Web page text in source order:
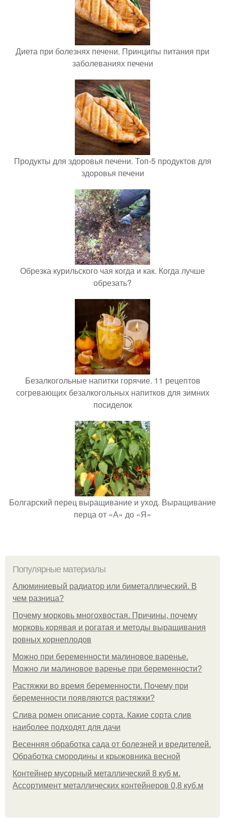
Диета при болезнях печени. Принципы питания при
заболеваниях печени
Продукты для здоровья печени. Топ-5 продуктов для
здоровья печени
Обрезка курильского чая когда и как. Когда лучше
обрезать?
Безалкогольные напитки горячие. 11 рецептов
согревающих безалкогольных напитков для зимних
посиделок
Болгарский перец выращивание и уход. Выращивание
перца от «А» до «Я»
Популярные материалы
Алюминиевый радиатор или биметаллический. В
чем разница?
Почему морковь многохвостая. Причины, почему
морковь корявая и рогатая и методы выращивания
ровных корнеплодов
Можно при беременности малиновое варенье.
Можно ли малиновое варенье при беременности?
Растяжки во время беременности. Почему при
беременности появляются растяжки?
Слива ромен описание сорта. Какие сорта слив
наиболее подходят для дачи
Весенняя обработка сада от болезней и вредителей.
Обработка смородины и крыжовника весной
Контейнер мусорный металлический 8 куб м.
Ассортимент металлических контейнеров 0,8 куб.м